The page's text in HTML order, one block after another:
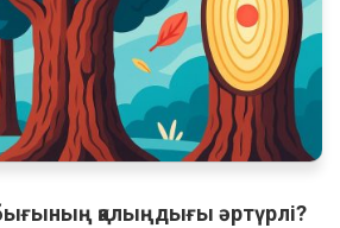
қалыңдығы әртүрлі?